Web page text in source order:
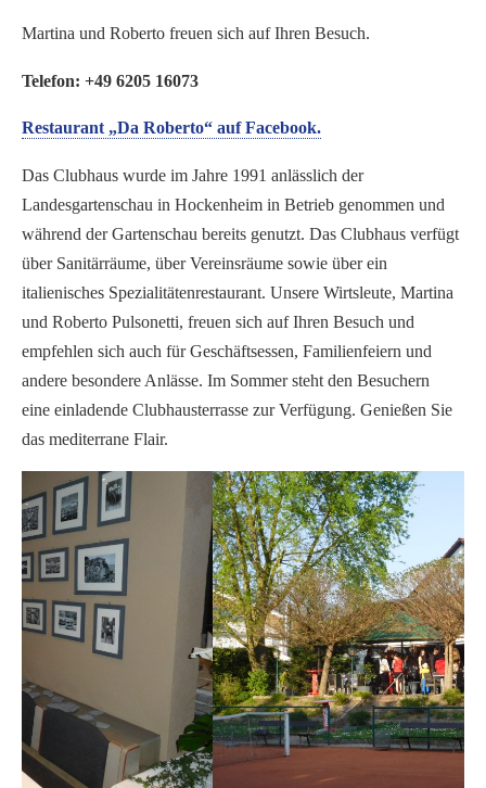
Martina und Roberto freuen sich auf Ihren Besuch.
Telefon: +49 6205 16073
Restaurant „Da Roberto“ auf Facebook.
Das Clubhaus wurde im Jahre 1991 anlässlich der
Landesgartenschau in Hockenheim in Betrieb genommen und
während der Gartenschau bereits genutzt. Das Clubhaus verfügt
über Sanitärräume, über Vereinsräume sowie über ein
italienisches Spezialitätenrestaurant. Unsere Wirtsleute, Martina
und Roberto Pulsonetti, freuen sich auf Ihren Besuch und
empfehlen sich auch für Geschäftsessen, Familienfeiern und
andere besondere Anlässe. Im Sommer steht den Besuchern
eine einladende Clubhausterrasse zur Verfügung. Genießen Sie
das mediterrane Flair.